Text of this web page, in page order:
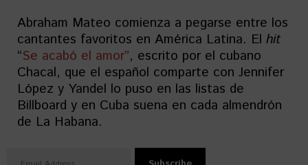
Abraham Mateo comienza a pegarse entre los
cantantes favoritos en América Latina. El hit
“Se acabó el amor”, escrito por el cubano
Chacal, que el español comparte con Jennifer
López y Yandel lo puso en las listas de
Billboard y en Cuba suena en cada almendrón
de La Habana.